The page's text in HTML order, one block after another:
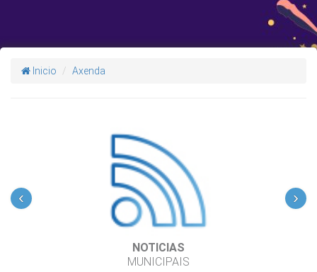
Inicio Axenda
NOTICIAS
MUNICIPAIS
‹ ›